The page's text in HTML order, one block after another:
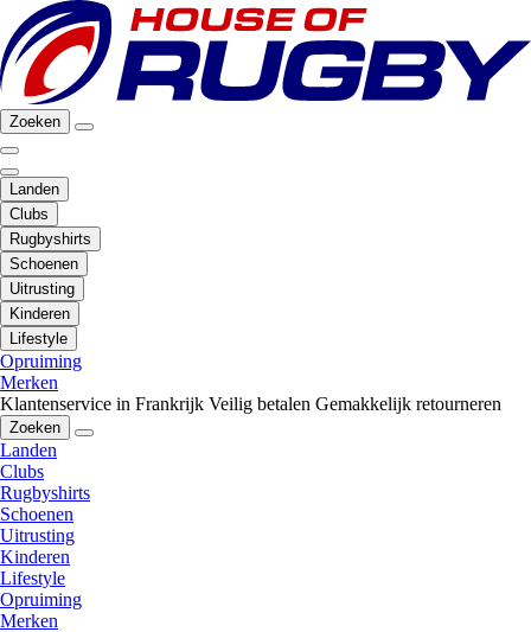
Zoeken
Landen
Clubs
Rugbyshirts
Schoenen
Uitrusting
Kinderen
Lifestyle
Opruiming
Merken
Klantenservice in Frankrijk Veilig betalen Gemakkelijk retourneren
Zoeken
Landen
Clubs
Rugbyshirts
Schoenen
Uitrusting
Kinderen
Lifestyle
Opruiming
Merken